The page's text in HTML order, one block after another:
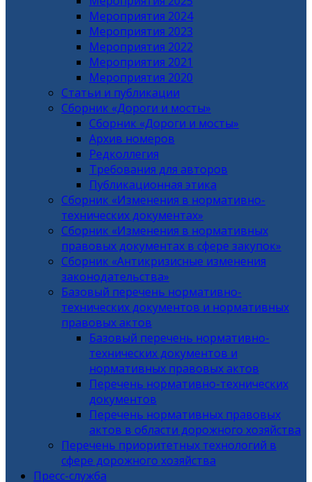
Мероприятия 2024
Мероприятия 2023
Мероприятия 2022
Мероприятия 2021
Мероприятия 2020
Статьи и публикации
Сборник «Дороги и мосты»
Сборник «Дороги и мосты»
Архив номеров
Редколлегия
Требования для авторов
Публикационная этика
Сборник «Изменения в нормативно-
технических документах»
Сборник «Изменения в нормативных
правовых документах в сфере закупок»
Сборник «Антикризисные изменения
законодательства»
Базовый перечень нормативно-
технических документов и нормативных
правовых актов
Базовый перечень нормативно-
технических документов и
нормативных правовых актов
Перечень нормативно-технических
документов
Перечень нормативных правовых
актов в области дорожного хозяйства
Перечень приоритетных технологий в
сфере дорожного хозяйства
Пресс-служба